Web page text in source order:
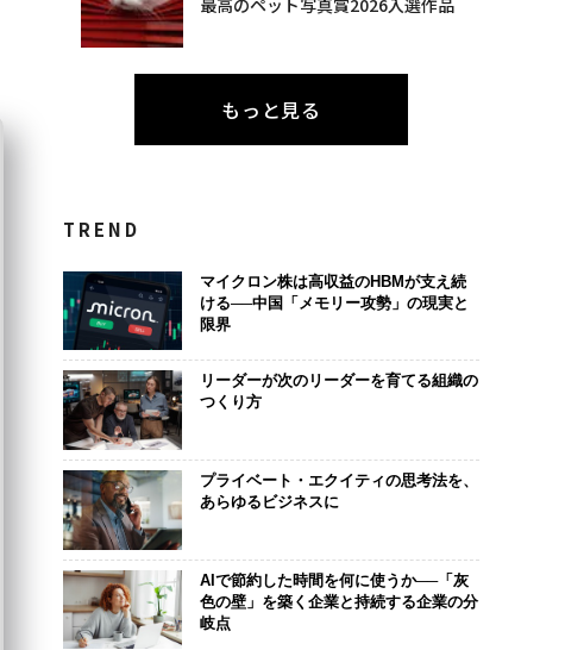
もっと見る
TREND
マイクロン株は高収益のHBMが支え続
ける──中国「メモリー攻勢」の現実と
限界
リーダーが次のリーダーを育てる組織の
つくり方
プライベート・エクイティの思考法を、
あらゆるビジネスに
AIで節約した時間を何に使うか──「灰
色の壁」を築く企業と持続する企業の分
岐点